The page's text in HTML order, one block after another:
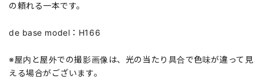
の頼れる一本です。
de base model：H166
※屋内と屋外での撮影画像は、光の当たり具合で色味が違って見
える場合がございます。